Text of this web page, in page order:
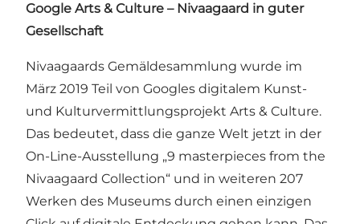
Google Arts & Culture – Nivaagaard in guter
Gesellschaft
Nivaagaards Gemäldesammlung wurde im
März 2019 Teil von Googles digitalem Kunst-
und Kulturvermittlungsprojekt Arts & Culture.
Das bedeutet, dass die ganze Welt jetzt in der
On-Line-Ausstellung „9 masterpieces from the
Nivaagaard Collection“ und in weiteren 207
Werken des Museums durch einen einzigen